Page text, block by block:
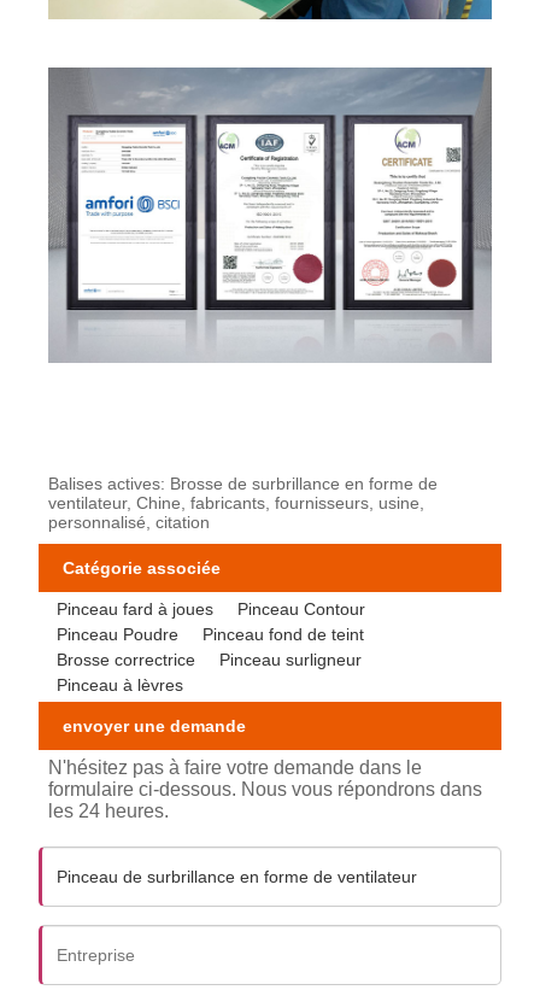
Balises actives: Brosse de surbrillance en forme de
ventilateur, Chine, fabricants, fournisseurs, usine,
personnalisé, citation
Catégorie associée
Pinceau fard à joues
Pinceau Contour
Pinceau Poudre
Pinceau fond de teint
Brosse correctrice
Pinceau surligneur
Pinceau à lèvres
envoyer une demande
N'hésitez pas à faire votre demande dans le
formulaire ci-dessous. Nous vous répondrons dans
les 24 heures.